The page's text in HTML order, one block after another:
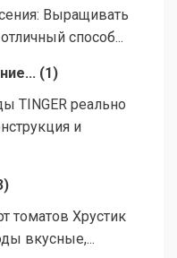
Выращивать
способ...
(1 )
TINGER реально
и
)
томатов Хрустик
вкусные,...